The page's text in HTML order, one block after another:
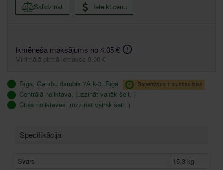
Salīdzināt Ieteikt cenu
Ikmēneša maksājums no 4.05 €
Minimālā pirmā iemaksa 0.00 €
Rīga, Ganību dambis 7A k-3, Rīga Saņemšana 1 stundas laikā
Centrālā noliktava, (uzzināt vairāk šeit, )
Citas noliktavas, (uzzināt vairāk šeit, )
Specifikācija
Svars
15,3 kg